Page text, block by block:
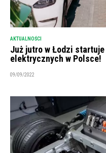
AKTUALNOŚCI
Już jutro w Łodzi
elektrycznych w Polsce!
09/09/2022